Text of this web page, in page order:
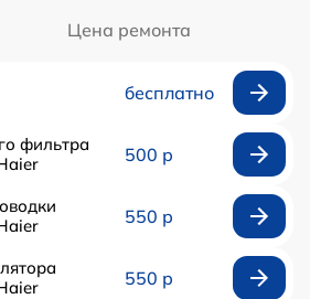
Цена ремонта
бесплатно
фильтра
500 р
550 р
550 р